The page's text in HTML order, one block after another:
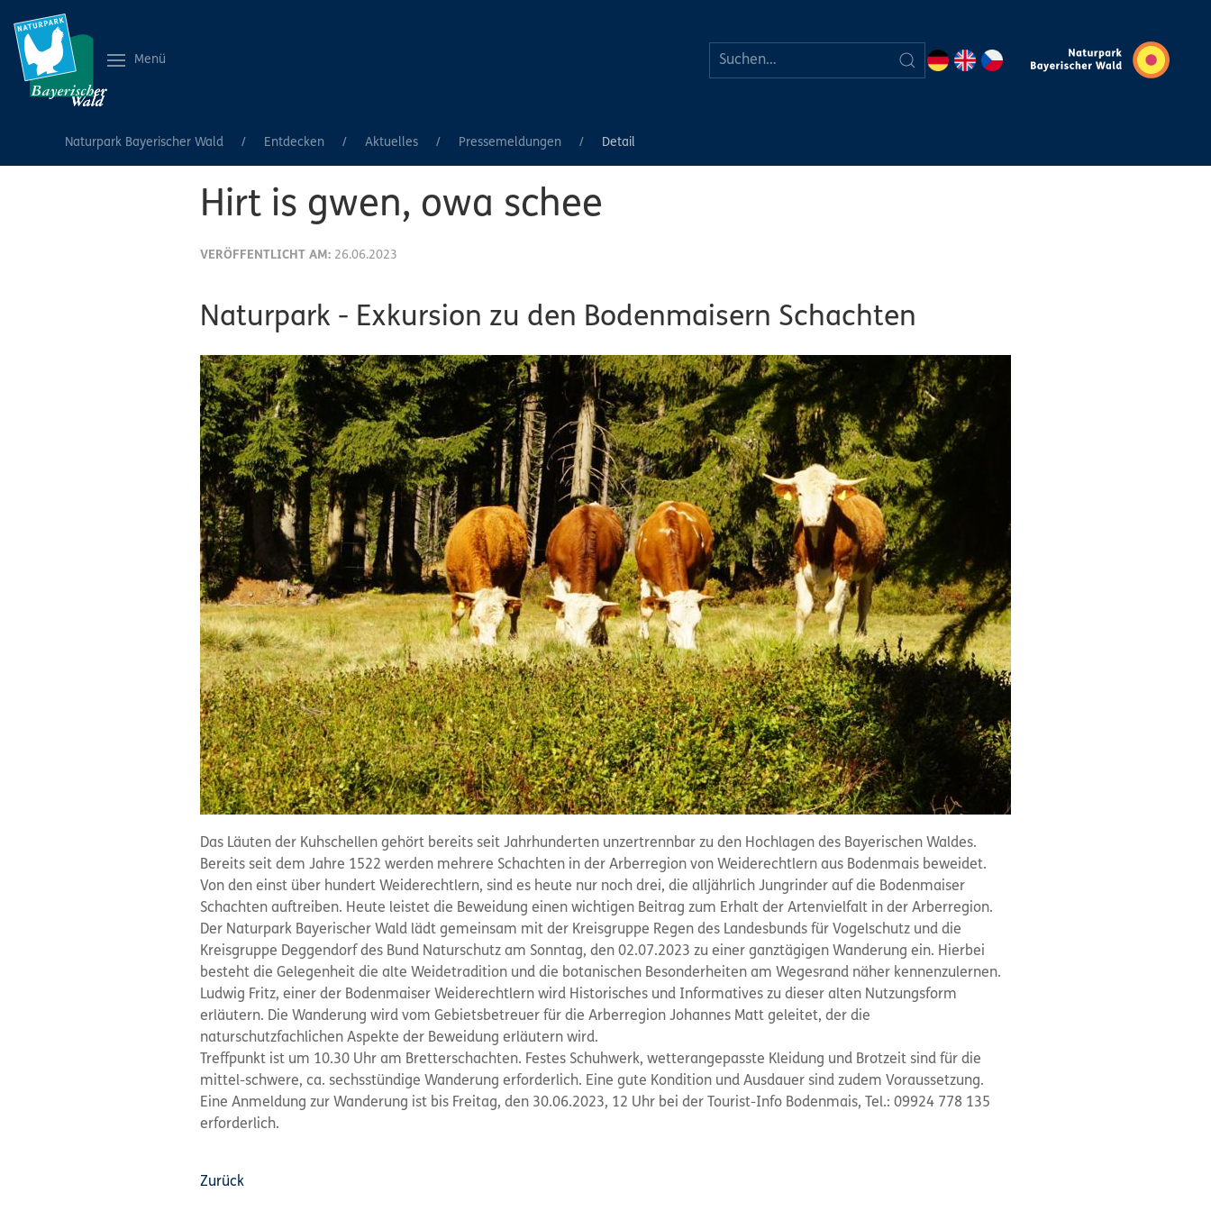
Menü
Naturpark Bayerischer Wald Entdecken Aktuelles Pressemeldungen Detail
Hirt is gwen, owa schee
VERÖFFENTLICHT AM: 26.06.2023
Naturpark - Exkursion zu den Bodenmaisern Schachten
Das Läuten der Kuhschellen gehört bereits seit Jahrhunderten unzertrennbar zu den Hochlagen des Bayerischen Waldes.
Bereits seit dem Jahre 1522 werden mehrere Schachten in der Arberregion von Weiderechtlern aus Bodenmais beweidet.
Von den einst über hundert Weiderechtlern, sind es heute nur noch drei, die alljährlich Jungrinder auf die Bodenmaiser
Schachten auftreiben. Heute leistet die Beweidung einen wichtigen Beitrag zum Erhalt der Artenvielfalt in der Arberregion.
Der Naturpark Bayerischer Wald lädt gemeinsam mit der Kreisgruppe Regen des Landesbunds für Vogelschutz und die
Kreisgruppe Deggendorf des Bund Naturschutz am Sonntag, den 02.07.2023 zu einer ganztägigen Wanderung ein. Hierbei
besteht die Gelegenheit die alte Weidetradition und die botanischen Besonderheiten am Wegesrand näher kennenzulernen.
Ludwig Fritz, einer der Bodenmaiser Weiderechtlern wird Historisches und Informatives zu dieser alten Nutzungsform
erläutern. Die Wanderung wird vom Gebietsbetreuer für die Arberregion Johannes Matt geleitet, der die
naturschutzfachlichen Aspekte der Beweidung erläutern wird.
Treffpunkt ist um 10.30 Uhr am Bretterschachten. Festes Schuhwerk, wetterangepasste Kleidung und Brotzeit sind für die
mittel-schwere, ca. sechsstündige Wanderung erforderlich. Eine gute Kondition und Ausdauer sind zudem Voraussetzung.
Eine Anmeldung zur Wanderung ist bis Freitag, den 30.06.2023, 12 Uhr bei der Tourist-Info Bodenmais, Tel.: 09924 778 135
erforderlich.
Zurück